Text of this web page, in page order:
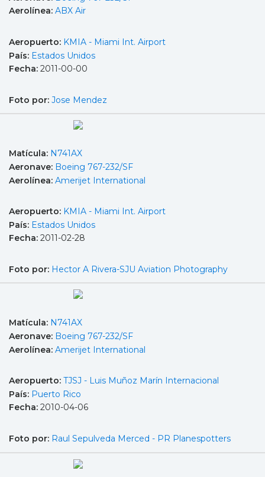
Aerolínea: ABX Air
Aeropuerto: KMIA - Miami Int. Airport
País: Estados Unidos
Fecha: 2011-00-00
Foto por: Jose Mendez
Matícula: N741AX
Aeronave: Boeing 767-232/SF
Aerolínea: Amerijet International
Aeropuerto: KMIA - Miami Int. Airport
País: Estados Unidos
Fecha: 2011-02-28
Foto por: Hector A Rivera-SJU Aviation Photography
Matícula: N741AX
Aeronave: Boeing 767-232/SF
Aerolínea: Amerijet International
Aeropuerto: TJSJ - Luis Muñoz Marín Internacional
País: Puerto Rico
Fecha: 2010-04-06
Foto por: Raul Sepulveda Merced - PR Planespotters